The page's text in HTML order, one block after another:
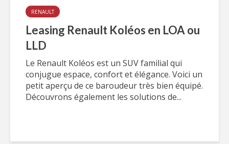
RENAULT
Leasing Renault Koléos en LOA ou
LLD
Le Renault Koléos est un SUV familial qui
conjugue espace, confort et élégance. Voici un
petit aperçu de ce baroudeur très bien équipé.
Découvrons également les solutions de...